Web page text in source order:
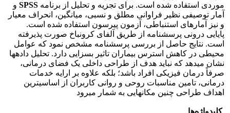
موردی استفاده شده است. برای تجزیه و تحلیل از برنامه SPSS و
آمار توصیفی نظیر فراوانی مطلق و نسبی، میانگین، انحراف معیار
و نیز آمارهای استنباطی، آزمون پیرسون استفاده شده است.
پایایی درونی پرسشنامه از طریق آلفای کرونباخ صورت پذیرفته
است. نتایج حاصل از بررسی پرسشنامه مشخص نمود که عوامل
محیطی در کاهش استرس بیماران تاثیر بسزایی دارد. تحلیل داده­ها
نشان می­دهد که نباید هدف از طراحی داخلی یک فضای درمانی،
صرفاً درمان فیزیکی افراد باشد؛ بلکه علاوه بر ارایه خدمات
درمانی، تامین مناسبات روحی و روانی کاربران از اساسی­ترین
اهداف طراحی چنین مکان­هایی به شمار می­رود
کلیدواژه‌ها